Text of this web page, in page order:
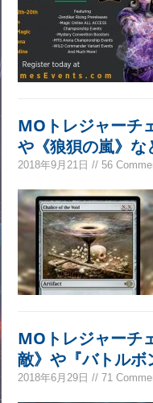
MOトレジャーチ
や《狼狽の嵐》な
2018年9月21日 // 56
MOトレジャーチ
敵》や『バトルボ
2018年6月29日 // 71